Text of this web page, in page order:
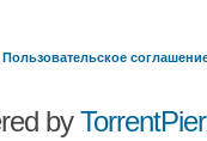
Пользовательское
by